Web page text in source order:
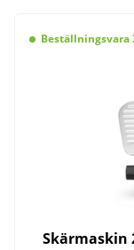
Beställningsvara
Skärmaskin